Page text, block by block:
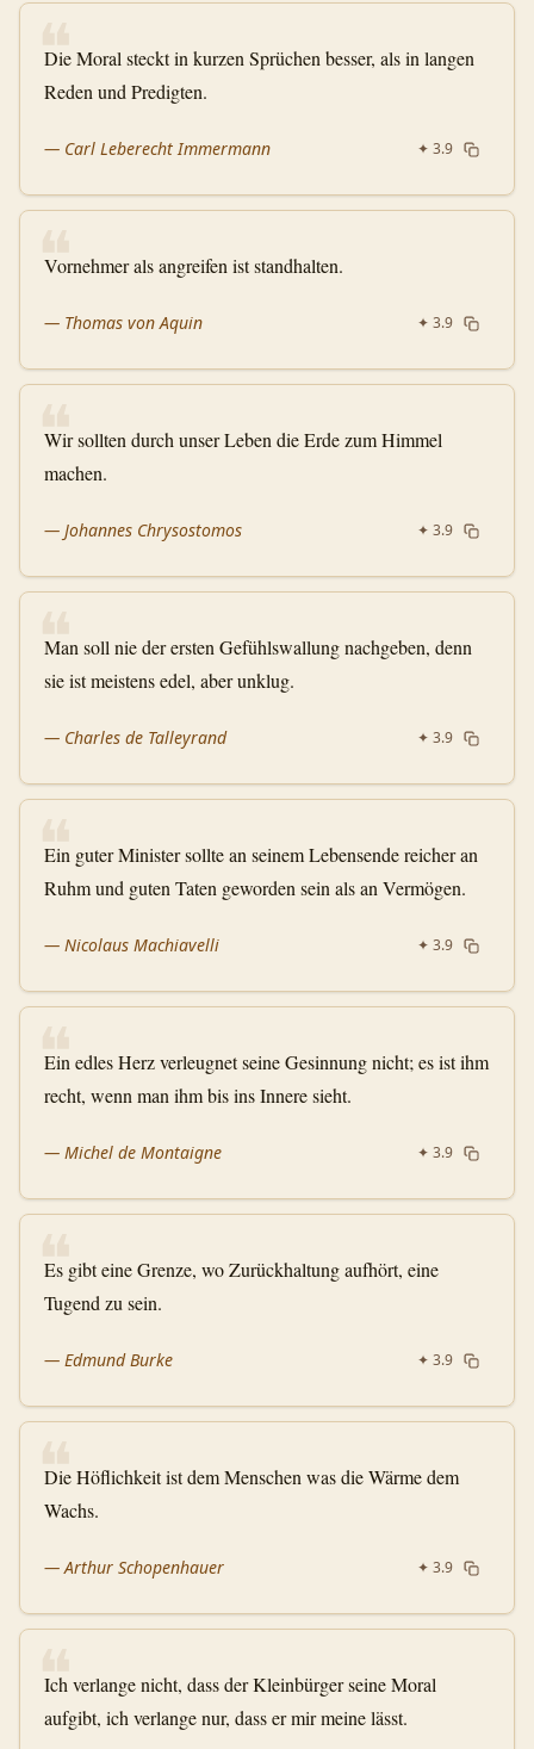
❝
Die Moral steckt in kurzen Sprüchen besser, als in langen
Reden und Predigten.
— Carl Leberecht Immermann ✦ 3.9
❝
Vornehmer als angreifen ist standhalten.
— Thomas von Aquin ✦ 3.9
❝
Wir sollten durch unser Leben die Erde zum Himmel
machen.
— Johannes Chrysostomos ✦ 3.9
❝
Man soll nie der ersten Gefühlswallung nachgeben, denn
sie ist meistens edel, aber unklug.
— Charles de Talleyrand ✦ 3.9
❝
Ein guter Minister sollte an seinem Lebensende reicher an
Ruhm und guten Taten geworden sein als an Vermögen.
— Nicolaus Machiavelli ✦ 3.9
❝
Ein edles Herz verleugnet seine Gesinnung nicht; es ist ihm
recht, wenn man ihm bis ins Innere sieht.
— Michel de Montaigne ✦ 3.9
❝
Es gibt eine Grenze, wo Zurückhaltung aufhört, eine
Tugend zu sein.
— Edmund Burke ✦ 3.9
❝
Die Höflichkeit ist dem Menschen was die Wärme dem
Wachs.
—Arthur Schopenhauer ✦ 3.9
❝
Ich verlange nicht, dass der Kleinbürger seine Moral
aufgibt, ich verlange nur, dass er mir meine lässt.